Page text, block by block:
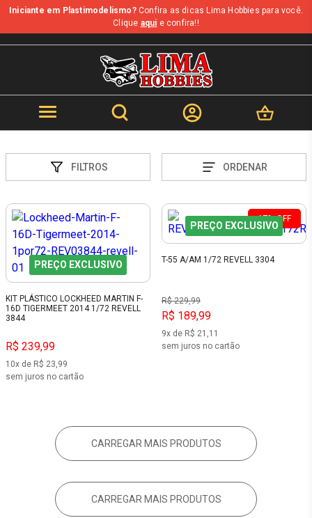
Iniciante em Plastimodelismo?Confira as dicas Lima Hobbies para você.
Clique aqui e confira!!
FILTROS ORDENAR
PREÇO EXCLUSIVO
KIT PLÁSTICO LOCKHEED MARTIN F-
16D TIGERMEET 2014 1/72 REVELL
3844
R$ 239,99
10x de R$ 23,99
sem juros no cartão
17% OFF
PREÇO EXCLUSIVO
T-55 A/AM 1/72 REVELL 3304
R$ 229,99
R$ 189,99
9x de R$ 21,11
sem juros no cartão
CARREGAR MAIS PRODUTOS
CARREGAR MAIS PRODUTOS